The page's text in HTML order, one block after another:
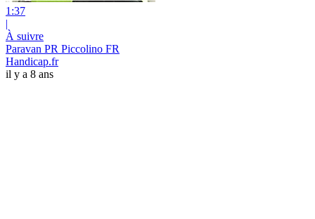
1:37
|
À suivre
Paravan PR Piccolino FR
Handicap.fr
il y a 8 ans